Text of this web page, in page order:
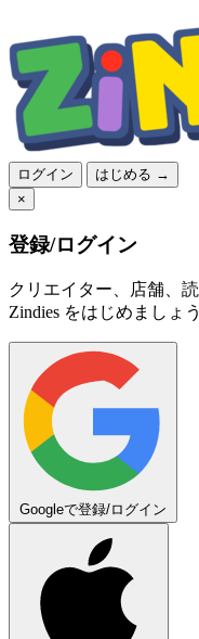
ログイン
はじめる →
×
登録/ログイン
クリエイター、店舗、
Zindies をはじめましょう
Googleで登録/ログイン